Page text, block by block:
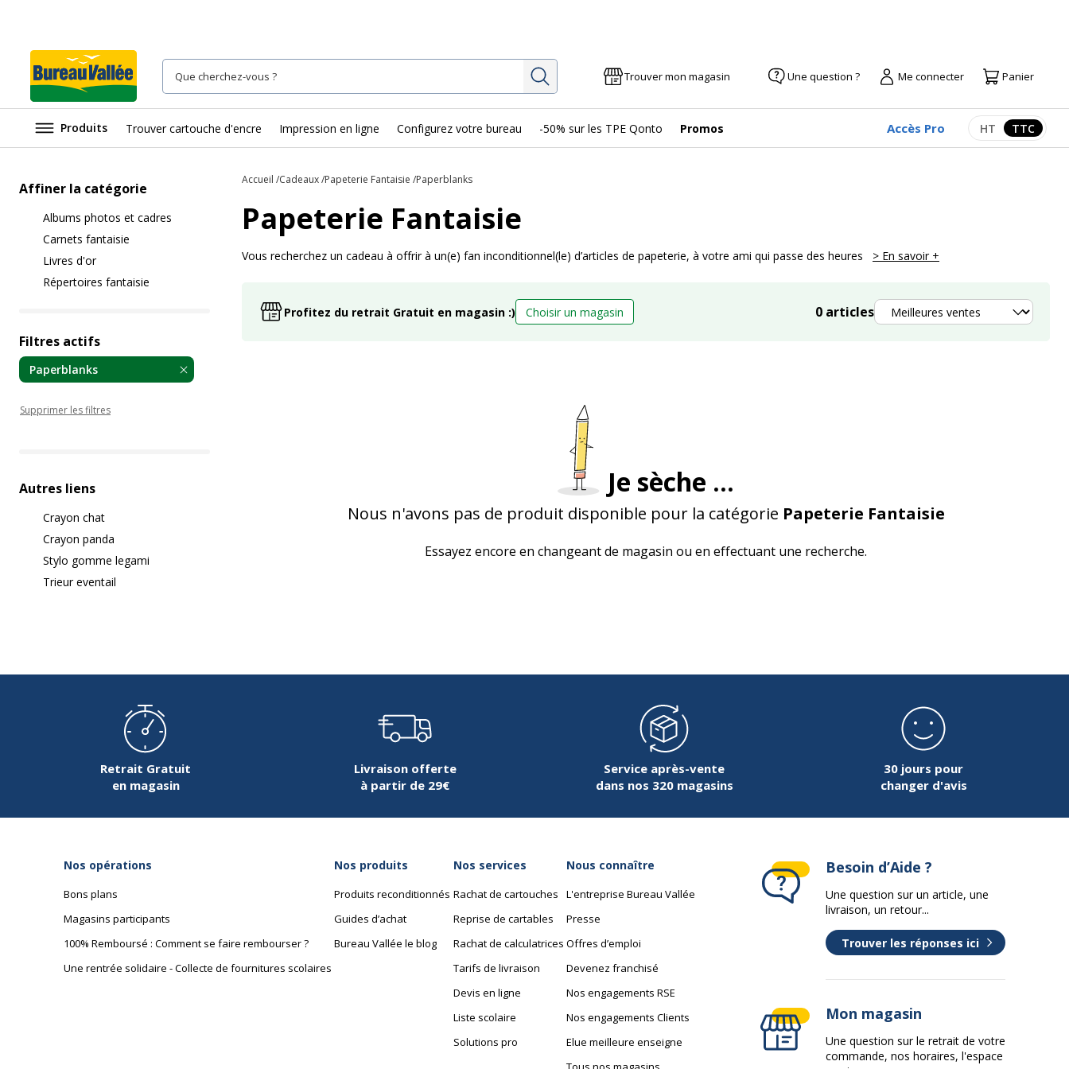
Rechercher Trouver mon magasin Une question ? Me connecter Panier
Produits Trouver cartouche d'encre Impression en ligne Configurez votre bureau -50% sur les TPE Qonto Promos Accès Pro Afficher les
HT TTC
Affiner la catégorie
Albums photos et cadres
Carnets fantaisie
Livres d'or
Répertoires fantaisie
Filtres actifs
Paperblanks
Supprimer les filtres
Autres liens
Crayon chat
Crayon panda
Stylo gomme legami
Trieur eventail
Accueil Cadeaux Papeterie Fantaisie Paperblanks
Papeterie Fantaisie
Vous recherchez un cadeau à offrir à un(e) fan inconditionnel(le) d’articles de papeterie, à votre ami qui passe des heures > En savoir +
Profitez du retrait Gratuit en magasin :) Choisir un magasin 0 articlesTrier
Je sèche ...
Nous n'avons pas de produit disponible pour la catégorie Papeterie Fantaisie
Essayez encore en changeant de magasin ou en effectuant une recherche.
Retrait Gratuit
en magasin
Livraison offerte
à partir de 29€
Service après-vente
dans nos 320 magasins
30 jours pour
changer d'avis
Nos opérations
Bons plans
Magasins participants
100% Remboursé : Comment se faire rembourser ?
Une rentrée solidaire - Collecte de fournitures scolaires
Nos produits
Produits reconditionnés
Guides d’achat
Bureau Vallée le blog
Nos services
Rachat de cartouches
Reprise de cartables
Rachat de calculatrices
Tarifs de livraison
Devis en ligne
Liste scolaire
Solutions pro
Nous connaître
L'entreprise Bureau Vallée
Presse
Offres d’emploi
Devenez franchisé
Nos engagements RSE
Nos engagements Clients
Elue meilleure enseigne
Besoin d’Aide ?
Une question sur un article, une
livraison, un retour...
Trouver les réponses ici
Mon magasin
Une question sur le retrait de votre
commande, nos horaires, l'espace